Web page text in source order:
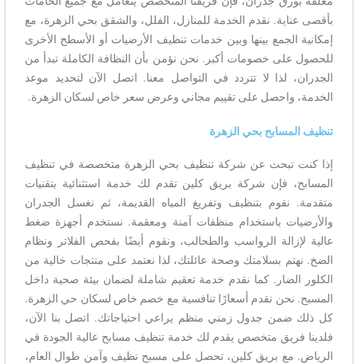
بأقصى عناية. نقدم الخدمة للمنازل، الفلل، والشقق بحي الزهرة، مع
إمكانية الجمع بينها وبين خدمات تنظيف الأرضيات أو الأسطح الأخرى
للحصول على خصومات أكبر. نحن نؤمن بأن النظافة الكاملة تبدأ من
الجدران، لذا لا تتردد في التواصل معنا. اتصل الآن لتحديد موعد
الخدمة، واحصل على تقييم مجاني وعرض سعر خاص لسكان الزهرة.
تنظيف المسابح بحي الزهرة
إذا كنت تبحث عن شركة تنظيف بحي الزهرة متخصصة في تنظيف
المسابح، فإن شركة بريق كلين تقدم لك خدمة استثنائية بتقنيات
متقدمة. نقوم بتنظيف وتفريغ المياه القديمة، ثم نغسل الجدران
والأرضيات باستخدام منظفات آمنة ومعقمة. نستخدم أجهزة ضغط
عالية لإزالة الرواسب والطحالب، ونقوم أيضًا بفحص الفلاتر ونظام
الضخ. نهتم بسلامتك وصحة عائلتك، لذا نعتمد على منتجات خالية من
الكلور الضار. كما نقدم خدمة تعقيم شاملة لضمان بيئة صحية داخل
المسبح. نحن نقدم أسعارًا تنافسية مع خصم خاص لسكان حي الزهرة.
كل ذلك ضمن جدول زمني منظم يراعي احتياجاتك. اتصل بنا الآن،
فلدينا فريق متخصص يقدم لك خدمة تنظيف مسابح عالية الجودة في
الرياض. مع بريق كلين، تحصل على مسبح نظيف وآمن طوال العام،